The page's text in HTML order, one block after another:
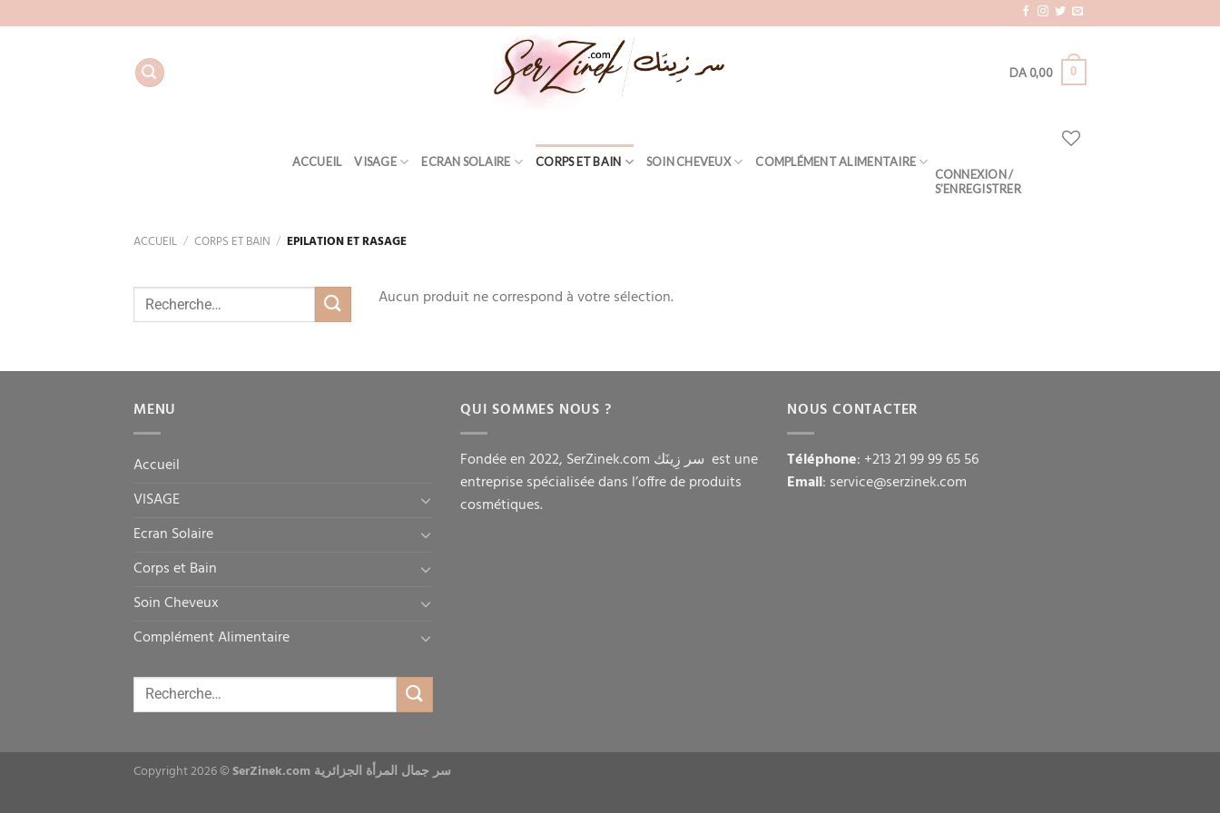
au
DA 0,00 0
ACCUEIL VISAGE ECRAN SOLAIRE CORPS ET BAIN SOIN CHEVEUX
COMPLÉMENT ALIMENTAIRE
CONNEXION /
S’ENREGISTRER
ACCUEIL / CORPS ET BAIN / EPILATION ET RASAGE
Recherche
pour :
Aucun produit ne correspond à votre sélection.
MENU
Accueil
VISAGE
Ecran Solaire
Corps et Bain
Soin Cheveux
Complément Alimentaire
QUI SOMMES NOUS ?
Fondée en 2022, SerZinek.com سر زِينَك est une
entreprise spécialisée dans l’offre de produits
cosmétiques.
NOUS CONTACTER
Téléphone: +213 21 99 99 65 56
Email: service@serzinek.com
Copyright 2026 © SerZinek.com سر جمال المرأة الجزائرية